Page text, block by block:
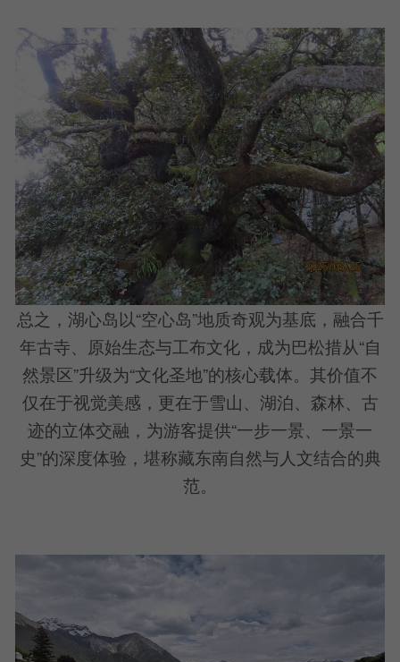
总之，湖心岛以“空心岛”地质奇观为基底，融合千
年古寺、原始生态与工布文化，成为巴松措从“自
然景区”升级为“文化圣地”的核心载体。其价值不
仅在于视觉美感，更在于雪山、湖泊、森林、古
迹的立体交融，为游客提供“一步一景、一景一
史”的深度体验，堪称藏东南自然与人文结合的典
范。